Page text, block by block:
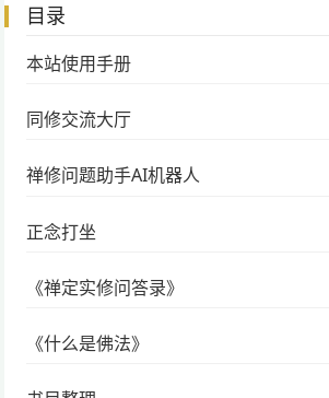
目录
本站使用手册
同修交流大厅
禅修问题助手AI机器人
正念打坐
《禅定实修问答录》
《什么是佛法》